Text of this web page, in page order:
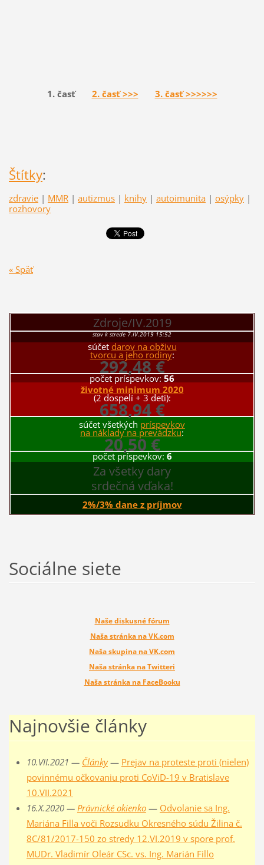
1. časť 2. časť >>> 3. časť >>>>>>
Štítky:
zdravie | MMR | autizmus | knihy | autoimunita | osýpky |
rozhovory
« Späť
Zdroje/IV.2019
stav k strede 7.IV.2019 15:52
súčetdarov na obživu
tvorcu a jeho rodiny:
292,48 €
počet príspevkov:56
životné minimum 2020
(2 dospelí + 3 deti):
658,94 €
súčet všetkých príspevkov
na náklady na prevádzku:
20,50 €
počet príspevkov:6
Za všetky dary
srdečná vďaka!
2%/3% dane z príjmov
Sociálne siete
Naše diskusné fórum
Naša stránka na VK.com
Naša skupina na VK.com
Naša stránka na Twitteri
Naša stránka na FaceBooku
Najnovšie články
10.VII.2021 — Články— Prejav na proteste proti (nielen)
povinnému očkovaniu proti CoViD-19 v Bratislave
10.VII.2021
16.X.2020 — Právnické okienko— Odvolanie sa Ing.
Mariána Filla voči Rozsudku Okresného súdu Žilina č.
8C/81/2017-150 zo stredy 12.VI.2019 v spore prof.
MUDr. Vladimír Oleár CSc. vs. Ing. Marián Fillo